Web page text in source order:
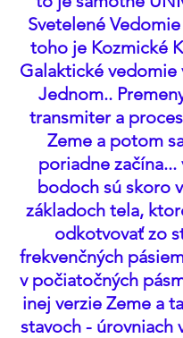
Svetelené
toho je Kozmické
Galaktické vedomie
Jednom..
transmiter a
Zeme a potom
poriadne
bodoch sú skoro
základoch tela,
odkotvovať zo
frekvenčných
v počiatočných
inej verzie Zeme a
stavoch - úrovniach